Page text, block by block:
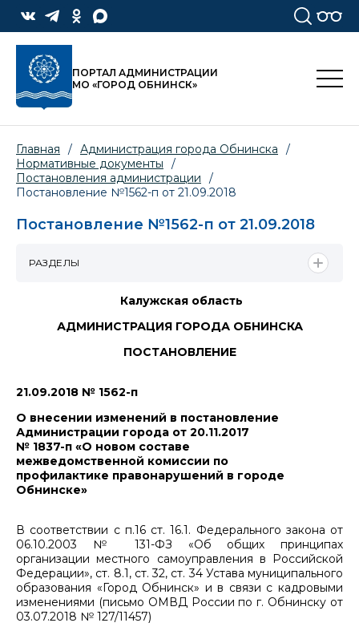
ПОРТАЛ АДМИНИСТРАЦИИ
МО «ГОРОД ОБНИНСК»
Главная / Администрация города Обнинска
/
Нормативные документы
/
Постановления администрации
/
Постановление №1562-п от 21.09.2018
Постановление №1562-п от 21.09.2018
Калужская область
АДМИНИСТРАЦИЯ ГОРОДА ОБНИНСКА
ПОСТАНОВЛЕНИЕ
21.09.2018 № 1562-п
О внесении изменений в постановление
Администрации города от 20.11.2017
№ 1837-п «О новом составе
межведомственной комиссии по
профилактике правонарушений в городе
Обнинске»
В соответствии с п.16 ст. 16.1. Федерального закона от
06.10.2003 № 131-ФЗ «Об общих принципах
организации местного самоуправления в Российской
Федерации», ст. 8.1, ст. 32, ст. 34 Устава муниципального
образования «Город Обнинск» и в связи с кадровыми
изменениями (письмо ОМВД России по г. Обнинску от
03.07.2018 № 127/11457)
РАЗДЕЛЫ